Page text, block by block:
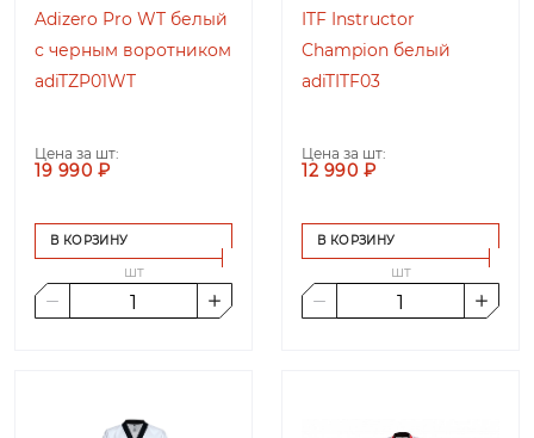
Adizero Pro WT белый
с черным воротником
adiTZP01WT
Цена за шт:
19 990 ₽
В КОРЗИНУ
шт
ITF Instructor
Champion белый
adiTITF03
Цена за шт:
12 990 ₽
В КОРЗИНУ
шт